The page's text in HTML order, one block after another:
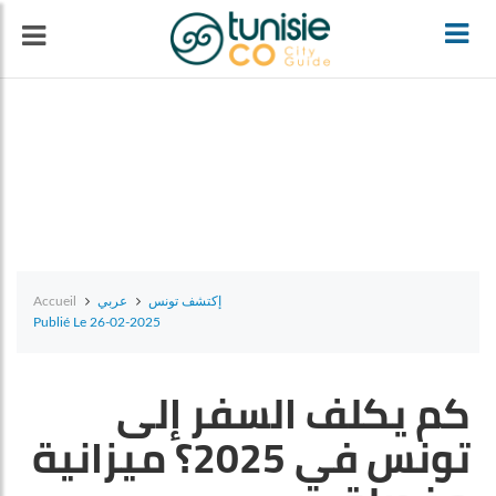
T
o
v
i
g
Accueil عربي
إكتشف تونس
Publié Le 26-02-2025
كم يكلف السفر إلى
تونس في 2025؟ ميزانية